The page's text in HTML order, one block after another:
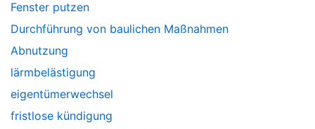
Fenster putzen
Durchführung von baulichen Maßnahmen
Abnutzung
lärmbelästigung
eigentümerwechsel
fristlose kündigung